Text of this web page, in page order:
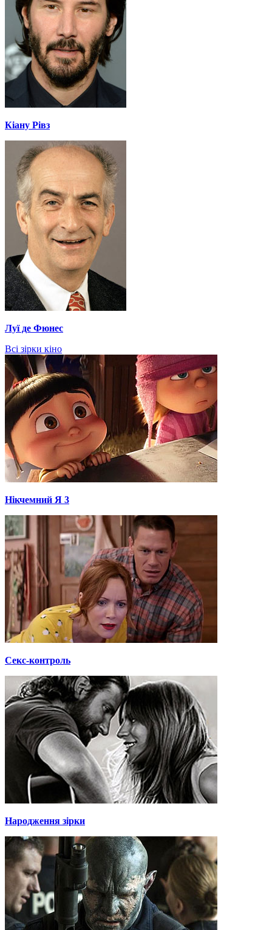
Кіану Рівз
Луї де Фюнес
Всі зірки кіно
Нікчемний Я 3
Секс-контроль
Народження зірки